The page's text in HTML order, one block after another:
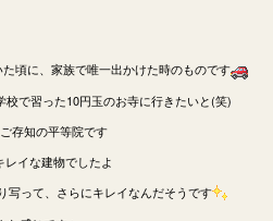
頃に、家族で唯一出かけた時のものです
で習った10円玉のお寺に行きたいと(笑)
存知の平等院です
レイな建物でしたよ
写って、さらにキレイなんだそうです